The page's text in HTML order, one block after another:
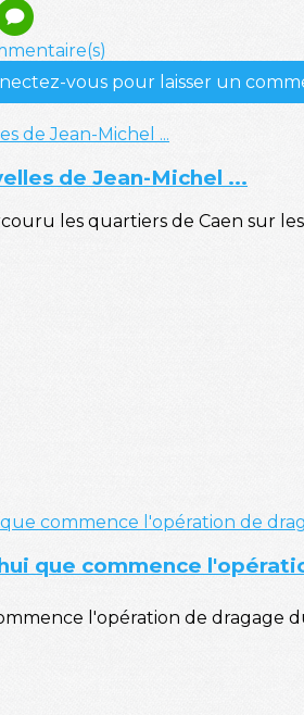
vous pour laisser un
de Jean-Michel ...
les quartiers de Caen sur
que commence
l'opération de dragage